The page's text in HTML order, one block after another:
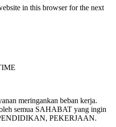
in this browser for the next
meringankan beban kerja.
semua SAHABAT yang ingin
PEKERJAAN.